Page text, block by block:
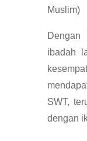
Muslim)
Dengan
ibadah
SWT,
dengan